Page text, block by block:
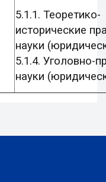
5.1.1. Теоретико-
исторические
науки
5.1.4. Уголовно-
науки